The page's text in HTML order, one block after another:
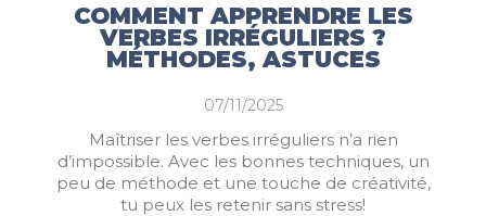
COMMENT APPRENDRE LES
VERBES IRRÉGULIERS ?
MÉTHODES, ASTUCES
07/11/2025
Maîtriser les verbes irréguliers n’a rien
d’impossible. Avec les bonnes techniques, un
peu de méthode et une touche de créativité,
tu peux les retenir sans stress!